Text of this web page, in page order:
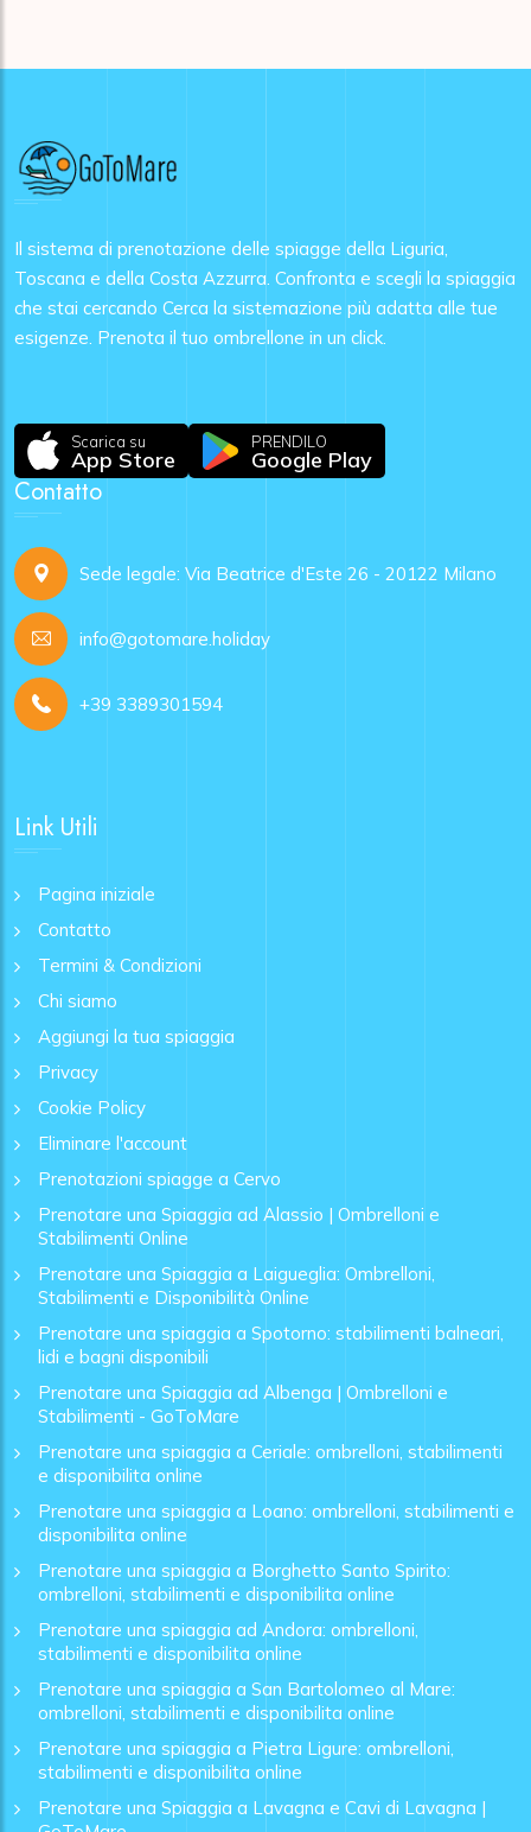
Il sistema di prenotazione delle spiagge della Liguria,
Toscana e della Costa Azzurra. Confronta e scegli la spiaggia
che stai cercando Cerca la sistemazione più adatta alle tue
esigenze. Prenota il tuo ombrellone in un click.
Scarica su
App Store
PRENDILO
Google Play
Contatto
Sede legale: Via Beatrice d'Este 26 - 20122 Milano
info@gotomare.holiday
+39 3389301594
Link Utili
Pagina iniziale
Contatto
Termini & Condizioni
Chi siamo
Aggiungi la tua spiaggia
Privacy
Cookie Policy
Eliminare l'account
Prenotazioni spiagge a Cervo
Prenotare una Spiaggia ad Alassio | Ombrelloni e
Stabilimenti Online
Prenotare una Spiaggia a Laigueglia: Ombrelloni,
Stabilimenti e Disponibilità Online
Prenotare una spiaggia a Spotorno: stabilimenti balneari,
lidi e bagni disponibili
Prenotare una Spiaggia ad Albenga | Ombrelloni e
Stabilimenti - GoToMare
Prenotare una spiaggia a Ceriale: ombrelloni, stabilimenti
e disponibilita online
Prenotare una spiaggia a Loano: ombrelloni, stabilimenti e
disponibilita online
Prenotare una spiaggia a Borghetto Santo Spirito:
ombrelloni, stabilimenti e disponibilita online
Prenotare una spiaggia ad Andora: ombrelloni,
stabilimenti e disponibilita online
Prenotare una spiaggia a San Bartolomeo al Mare:
ombrelloni, stabilimenti e disponibilita online
Prenotare una spiaggia a Pietra Ligure: ombrelloni,
stabilimenti e disponibilita online
Prenotare una Spiaggia a Lavagna e Cavi di Lavagna |